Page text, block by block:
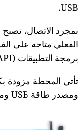
USB.
بمجرد الاتصال،
الفعلي متاحة على
برمجة التطبيقات (API).
ومصدر طاقة USB ومعدات تركيب ولوحة شمسية اختيارية.